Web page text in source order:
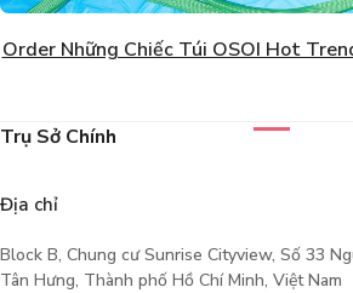
Order Những Chiếc Túi OSOI Hot
Trụ Sở Chính
Địa chỉ
Block B, Chung cư Sunrise Cityview, Số 33
Tân Hưng, Thành phố Hồ Chí Minh, Việt Nam